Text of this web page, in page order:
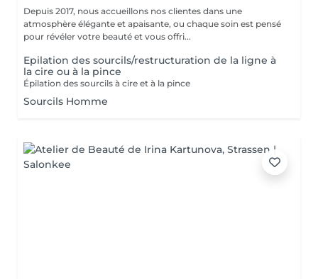
Depuis 2017, nous accueillons nos clientes dans une
atmosphère élégante et apaisante, ou chaque soin est pensé
pour révéler votre beauté et vous offri...
Epilation des sourcils/restructuration de la ligne à
la cire ou à la pince
Épilation des sourcils à cire et à la pince
Sourcils Homme